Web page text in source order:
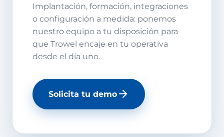
Implantación, formación, integraciones
o configuración a medida: ponemos
nuestro equipo a tu disposición para
que Trowel encaje en tu operativa
desde el día uno.
Solicita tu demo